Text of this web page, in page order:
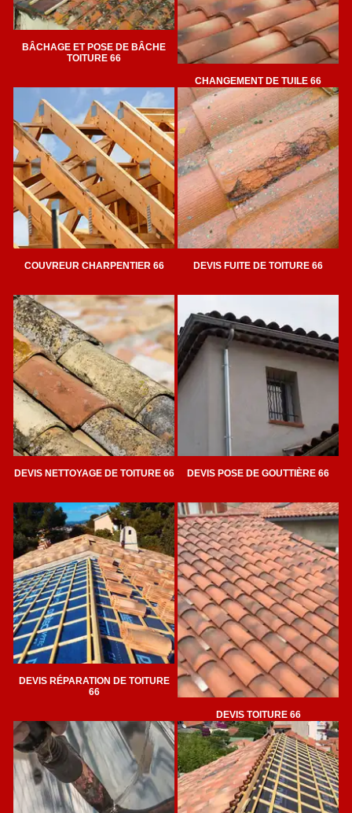
BÂCHAGE ET POSE DE BÂCHE
TOITURE 66
CHANGEMENT DE TUILE 66
COUVREUR CHARPENTIER 66 DEVIS FUITE DE TOITURE 66
DEVIS NETTOYAGE DE TOITURE 66 DEVIS POSE DE GOUTTIÈRE 66
DEVIS RÉPARATION DE TOITURE
66
DEVIS TOITURE 66